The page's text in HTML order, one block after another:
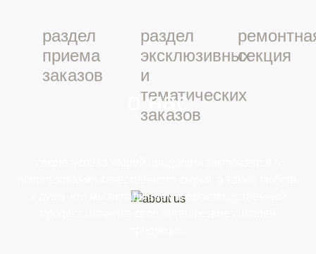
раздел
приема
заказов
раздел
эксклюзивных
и
тематических
заказов
секция
о нас
и душу, что мы вкладываем в производственный